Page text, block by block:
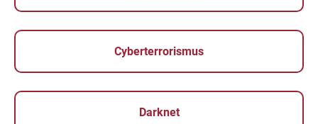
Cyberterrorismus
Darknet